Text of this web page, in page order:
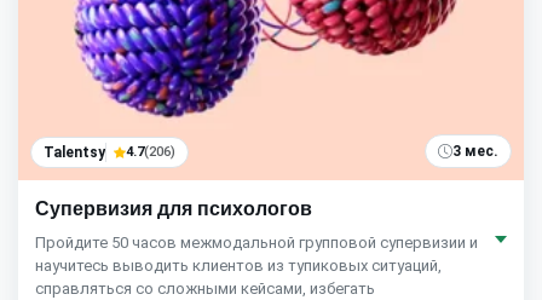
Talentsy 4.7(206) 3 мес.
Супервизия для психологов
Пройдите 50 часов межмодальной групповой супервизии и
научитесь выводить клиентов из тупиковых ситуаций,
справляться со сложными кейсами, избегать